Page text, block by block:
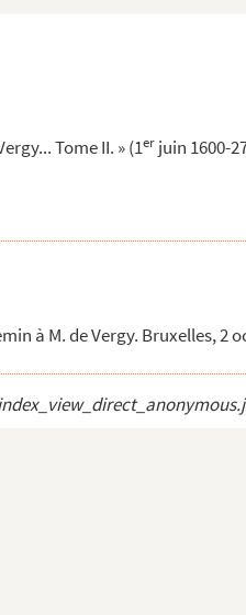
Tome II. » (1er juin 1600-
à M. de Vergy. Bruxelles, 2